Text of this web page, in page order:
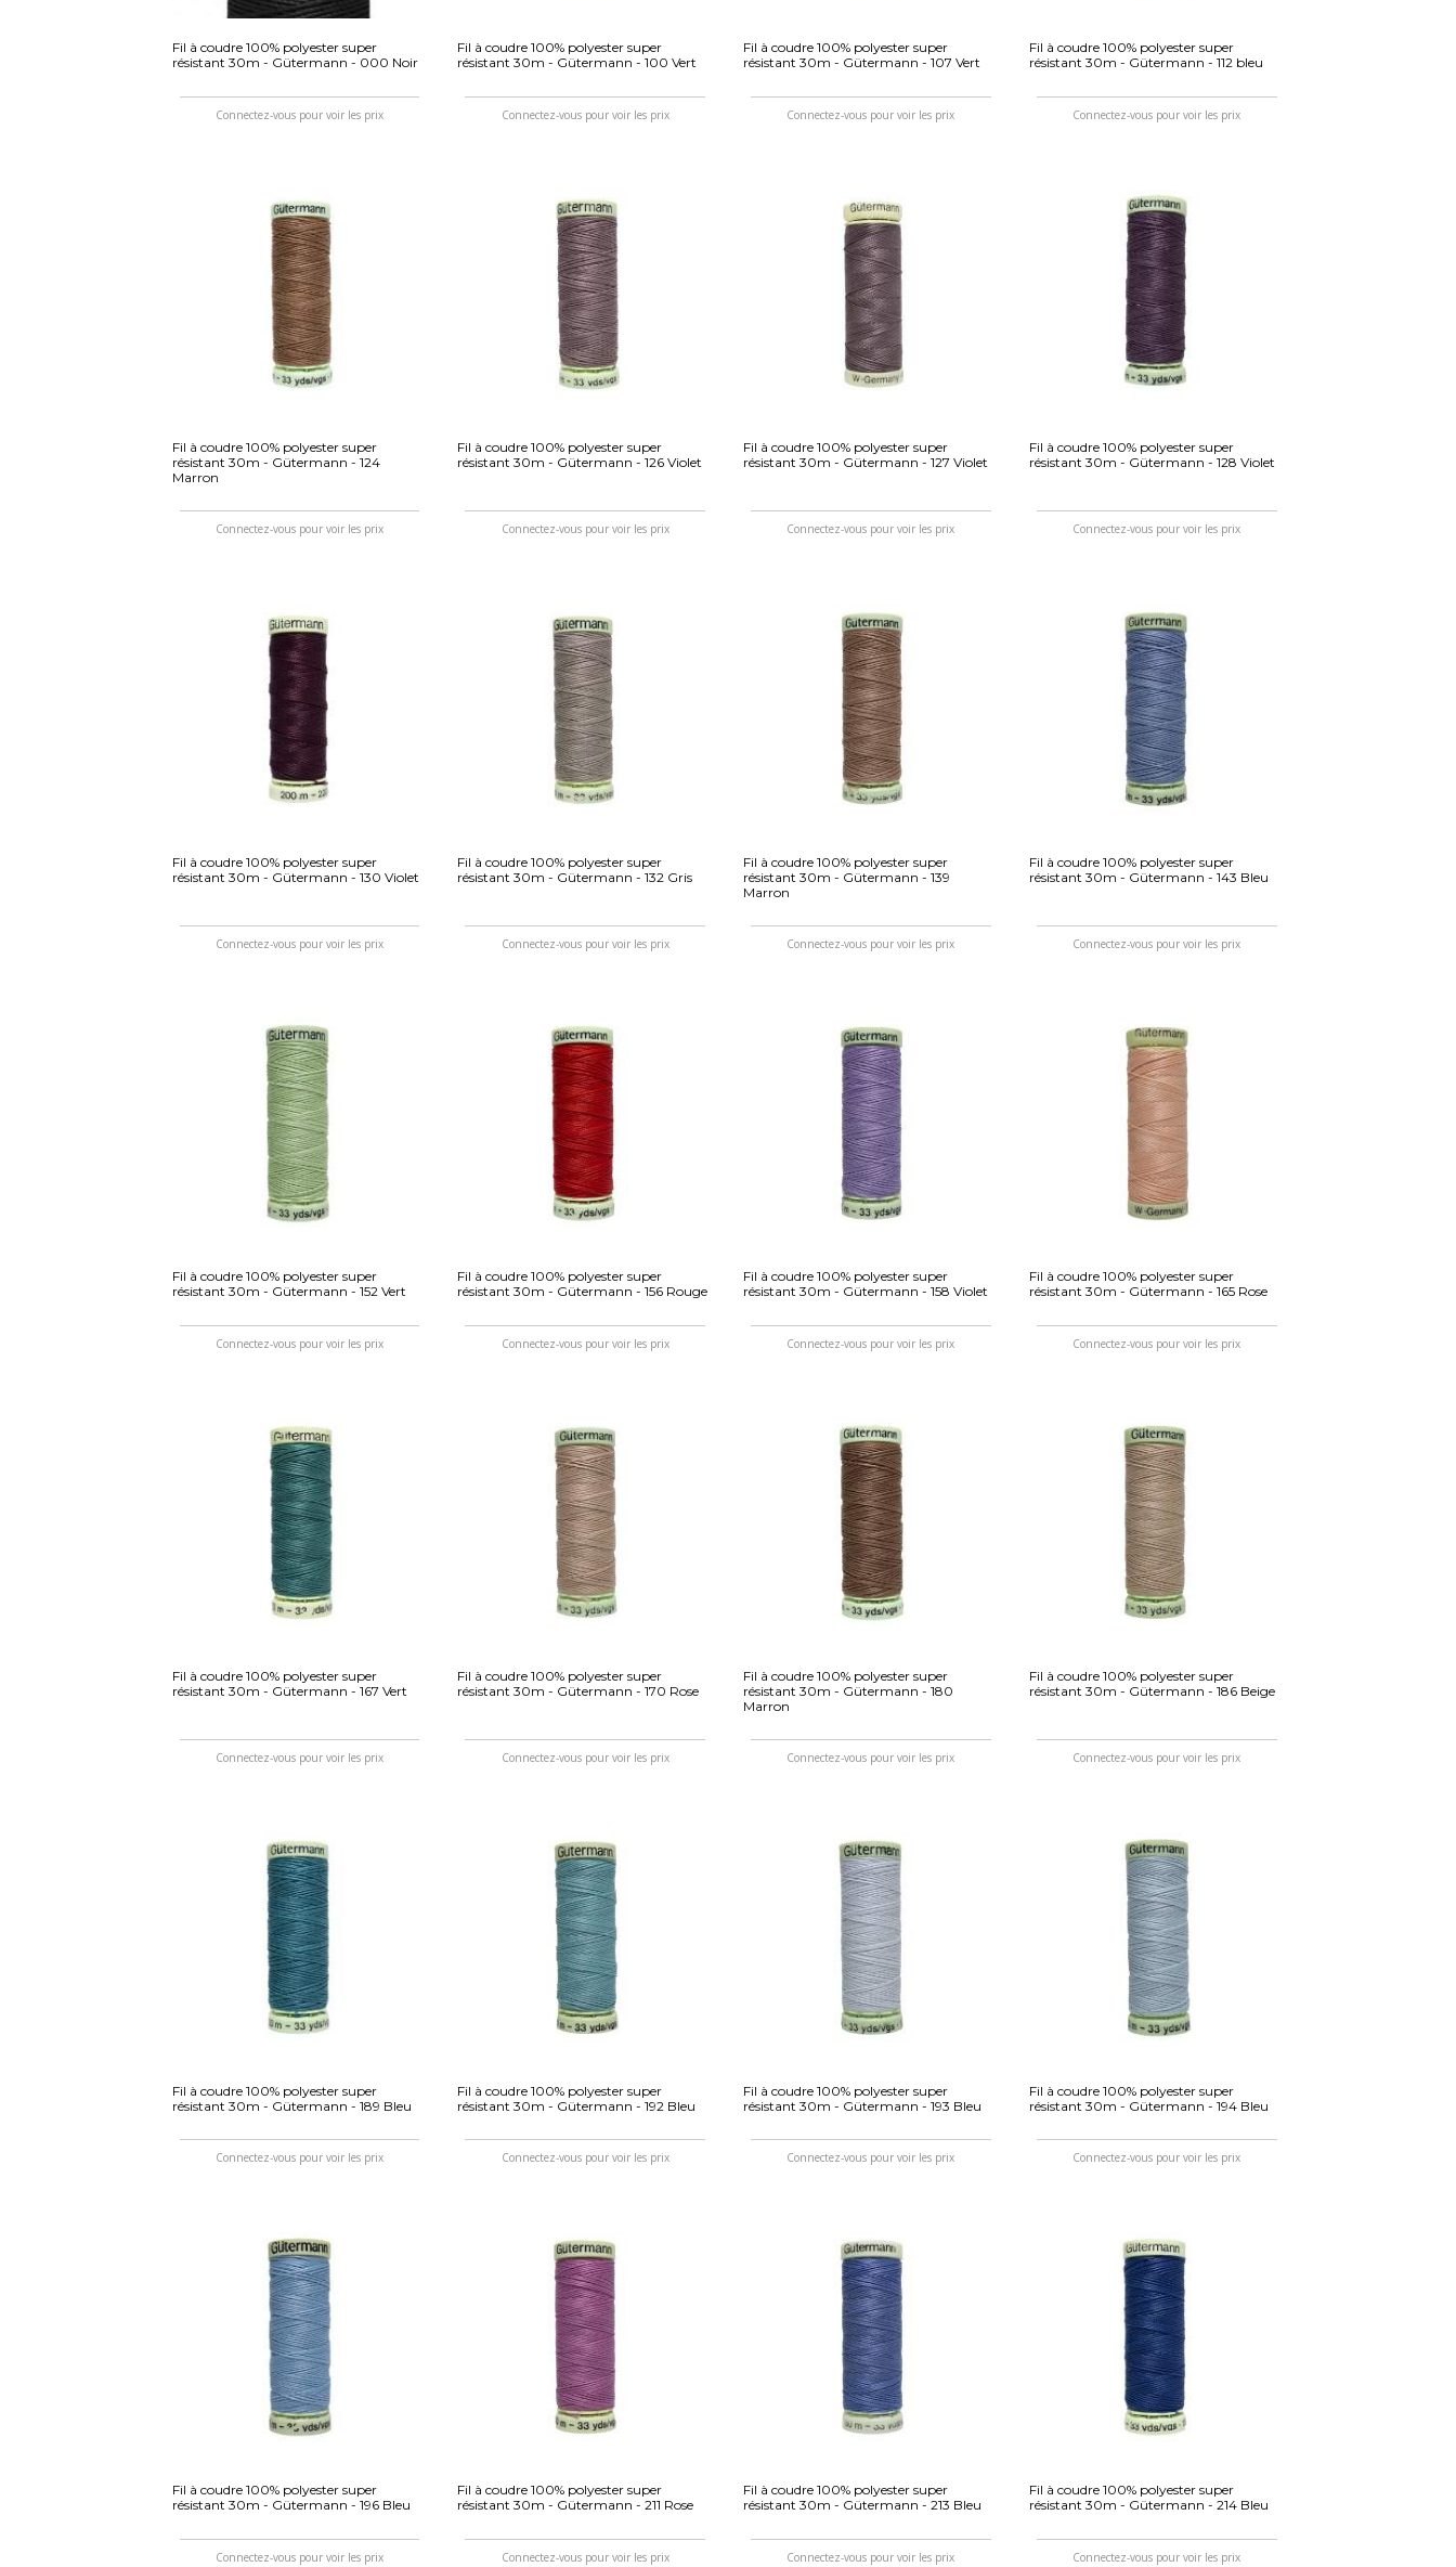
Fil à coudre 100% polyester super
résistant 30m - Gütermann - 000 Noir
Connectez-vous pour voir les prix
Fil à coudre 100% polyester super
résistant 30m - Gütermann - 100 Vert
Connectez-vous pour voir les prix
Fil à coudre 100% polyester super
résistant 30m - Gütermann - 107 Vert
Connectez-vous pour voir les prix
Fil à coudre 100% polyester super
résistant 30m - Gütermann - 112 bleu
Connectez-vous pour voir les prix
Fil à coudre 100% polyester super
résistant 30m - Gütermann - 124
Marron
Connectez-vous pour voir les prix
Fil à coudre 100% polyester super
résistant 30m - Gütermann - 126 Violet
Connectez-vous pour voir les prix
Fil à coudre 100% polyester super
résistant 30m - Gütermann - 127 Violet
Connectez-vous pour voir les prix
Fil à coudre 100% polyester super
résistant 30m - Gütermann - 128 Violet
Connectez-vous pour voir les prix
Fil à coudre 100% polyester super
résistant 30m - Gütermann - 130 Violet
Connectez-vous pour voir les prix
Fil à coudre 100% polyester super
résistant 30m - Gütermann - 132 Gris
Connectez-vous pour voir les prix
Fil à coudre 100% polyester super
résistant 30m - Gütermann - 139
Marron
Connectez-vous pour voir les prix
Fil à coudre 100% polyester super
résistant 30m - Gütermann - 143 Bleu
Connectez-vous pour voir les prix
Fil à coudre 100% polyester super
résistant 30m - Gütermann - 152 Vert
Connectez-vous pour voir les prix
Fil à coudre 100% polyester super
résistant 30m - Gütermann - 156 Rouge
Connectez-vous pour voir les prix
Fil à coudre 100% polyester super
résistant 30m - Gütermann - 158 Violet
Connectez-vous pour voir les prix
Fil à coudre 100% polyester super
résistant 30m - Gütermann - 165 Rose
Connectez-vous pour voir les prix
Fil à coudre 100% polyester super
résistant 30m - Gütermann - 167 Vert
Connectez-vous pour voir les prix
Fil à coudre 100% polyester super
résistant 30m - Gütermann - 170 Rose
Connectez-vous pour voir les prix
Fil à coudre 100% polyester super
résistant 30m - Gütermann - 180
Marron
Connectez-vous pour voir les prix
Fil à coudre 100% polyester super
résistant 30m - Gütermann - 186 Beige
Connectez-vous pour voir les prix
Fil à coudre 100% polyester super
résistant 30m - Gütermann - 189 Bleu
Connectez-vous pour voir les prix
Fil à coudre 100% polyester super
résistant 30m - Gütermann - 192 Bleu
Connectez-vous pour voir les prix
Fil à coudre 100% polyester super
résistant 30m - Gütermann - 193 Bleu
Connectez-vous pour voir les prix
Fil à coudre 100% polyester super
résistant 30m - Gütermann - 194 Bleu
Connectez-vous pour voir les prix
Fil à coudre 100% polyester super
résistant 30m - Gütermann - 196 Bleu
Connectez-vous pour voir les prix
Fil à coudre 100% polyester super
résistant 30m - Gütermann - 211 Rose
Connectez-vous pour voir les prix
Fil à coudre 100% polyester super
résistant 30m - Gütermann - 213 Bleu
Connectez-vous pour voir les prix
Fil à coudre 100% polyester super
résistant 30m - Gütermann - 214 Bleu
Connectez-vous pour voir les prix